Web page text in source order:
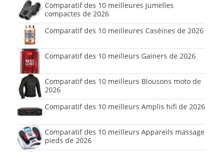
Comparatif des 10 meilleures Jumelles
compactes de 2026
Comparatif des 10 meilleures Caséines de 2026
Comparatif des 10 meilleurs Gainers de 2026
Comparatif des 10 meilleurs Blousons moto de
2026
Comparatif des 10 meilleurs Amplis hifi de 2026
Comparatif des 10 meilleurs Appareils massage
pieds de 2026